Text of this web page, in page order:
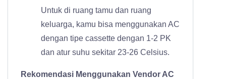
Untuk di ruang tamu dan ruang
keluarga, kamu bisa menggunakan AC
dengan tipe cassette dengan 1-2 PK
dan atur suhu sekitar 23-26 Celsius.
Rekomendasi Menggunakan Vendor AC